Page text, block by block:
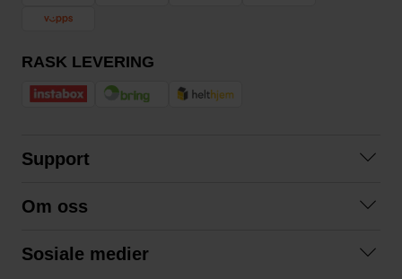
RASK LEVERING
Support
Kjøpsvilkår
Om oss
Sosiale medier